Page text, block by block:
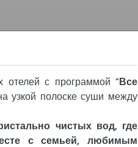
отелей с программой "Все
узкой полоске суши между
чистых вод, где
с семьей, любимым